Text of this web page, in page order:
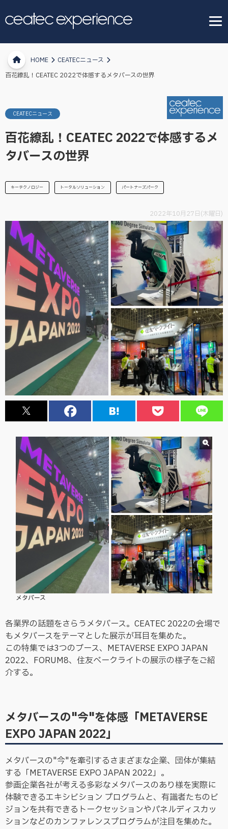
HOME
CEATECニュース
百花繚乱！CEATEC 2022で体感するメタバースの世界
CEATECニュース
百花繚乱！CEATEC 2022で体感するメ
タバースの世界
キーテクノロジー トータルソリューション パートナーズパーク
2022年10月27日(木曜日)
メタバース
各業界の話題をさらうメタバース。CEATEC 2022の会場で
もメタバースをテーマとした展示が耳目を集めた。
この特集では3つのブース、METAVERSE EXPO JAPAN
2022、FORUM8、住友ベークライトの展示の様子をご紹
介する。
メタバースの"今"を体感「METAVERSE
EXPO JAPAN 2022」
メタバースの"今"を牽引するさまざまな企業、団体が集結
する「METAVERSE EXPO JAPAN 2022」。
参画企業各社が考える多彩なメタバースのあり様を実際に
体験できるエキシビション プログラムと、有識者たちのビ
ジョンを共有できるトークセッションやパネルディスカッ
ションなどのカンファレンスプログラムが注目を集めた。